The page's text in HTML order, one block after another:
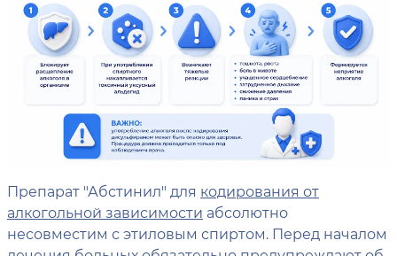
Препарат "Абстинил" для кодирования от
алкогольной зависимости абсолютно
несовместим с этиловым спиртом. Перед началом